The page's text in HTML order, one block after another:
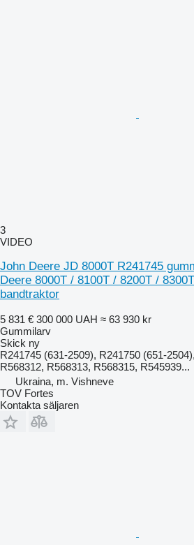
3
VIDEO
John Deere JD 8000T R241745
Deere 8000T / 8100T / 8200T /
bandtraktor
5 831 € 300 000 UAH ≈ 63 930 kr
Gummilarv
Skick ny
R241745 (631-2509), R241750 (651-
R568312, R568313, R568315, R545939...
Ukraina, m. Vishneve
TOV Fortes
Kontakta säljaren